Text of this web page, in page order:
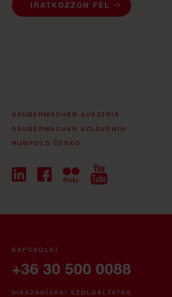
IRATKOZZON FEL
SAUBERMACHER AUSZTRIA
SAUBERMACHER SZLOVÉNIA
RUMPOLD ČESKO
KAPCSOLAT
+36 30 500 0088
VISSZAHÍVÁSI SZOLGÁLTATÁS